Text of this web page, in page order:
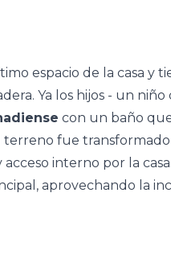
espacio de la casa y
Ya los hijos - un niño
con un baño
terreno fue
interno por la casa.
aprovechando la